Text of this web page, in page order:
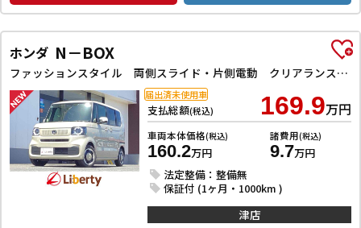
ホンダ N－BOX
ファッションスタイル 両側スライド・片側電動 クリアランスソナー オートクルーズコントロール レーンアシスト オートライト スマートキー アイドリングストップ ベンチシート CVT ESC チップアップシート
支払総額(税込) 169.9万円
車両本体価格(税込)
160.2万円
諸費用(税込)
9.7万円
法定整備：整備無
保証付 (1ヶ月・1000km )
届出済未使用車
津店